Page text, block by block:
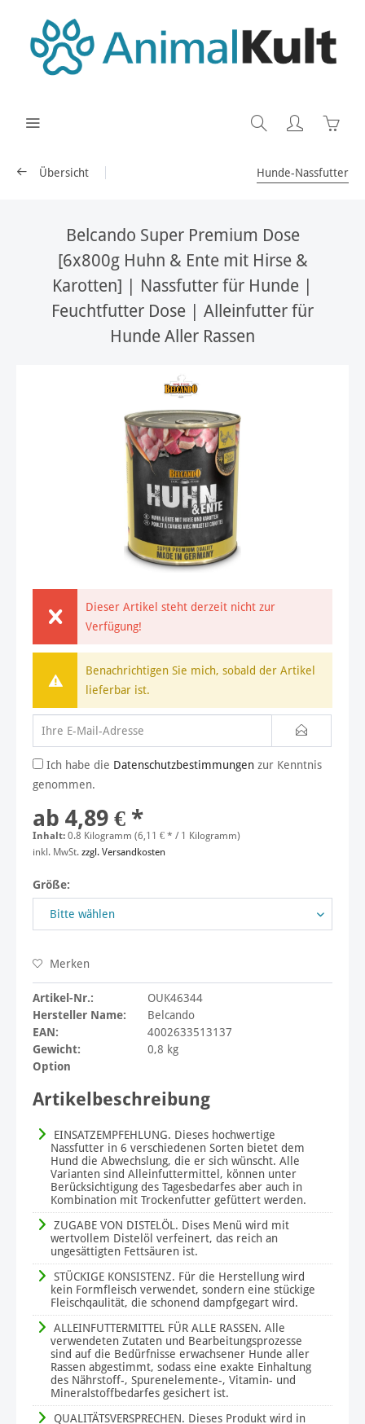
Übersicht Hunde-Nassfutter
Belcando Super Premium Dose
[6x800g Huhn & Ente mit Hirse &
Karotten] | Nassfutter für Hunde |
Feuchtfutter Dose | Alleinfutter für
Hunde Aller Rassen
Dieser Artikel steht derzeit nicht zur
Verfügung!
Benachrichtigen Sie mich, sobald der Artikel
lieferbar ist.
Ich habe die Datenschutzbestimmungen zur Kenntnis
genommen.
ab 4,89 € *
Inhalt: 0.8 Kilogramm (6,11 € * / 1 Kilogramm)
inkl. MwSt. zzgl. Versandkosten
Größe:
Merken
Artikel-Nr.:
OUK46344
Hersteller Name:
Belcando
EAN:
4002633513137
Gewicht:
0,8 kg
Option
Artikelbeschreibung
EINSATZEMPFEHLUNG. Dieses hochwertige
Nassfutter in 6 verschiedenen Sorten bietet dem
Hund die Abwechslung, die er sich wünscht. Alle
Varianten sind Alleinfuttermittel, können unter
Berücksichtigung des Tagesbedarfes aber auch in
Kombination mit Trockenfutter gefüttert werden.
ZUGABE VON DISTELÖL. Dises Menü wird mit
wertvollem Distelöl verfeinert, das reich an
ungesättigten Fettsäuren ist.
STÜCKIGE KONSISTENZ. Für die Herstellung wird
kein Formfleisch verwendet, sondern eine stückige
Fleischqaulität, die schonend dampfgegart wird.
ALLEINFUTTERMITTEL FÜR ALLE RASSEN. Alle
verwendeten Zutaten und Bearbeitungsprozesse
sind auf die Bedürfnisse erwachsener Hunde aller
Rassen abgestimmt, sodass eine exakte Einhaltung
des Nährstoff-, Spurenelemente-, Vitamin- und
Mineralstoffbedarfes gesichert ist.
QUALITÄTSVERSPRECHEN. Dieses Produkt wird in